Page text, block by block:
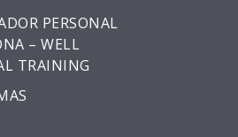
PERSONAL
– WELL
TRAINING